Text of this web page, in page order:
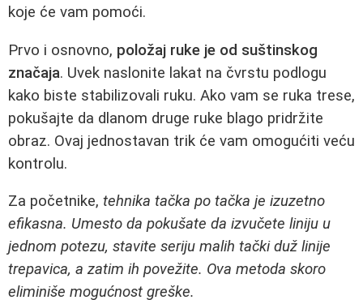
koje će vam pomoći.
Prvo i osnovno, položaj ruke je od suštinskog
značaja. Uvek naslonite lakat na čvrstu podlogu
kako biste stabilizovali ruku. Ako vam se ruka trese,
pokušajte da dlanom druge ruke blago pridržite
obraz. Ovaj jednostavan trik će vam omogućiti veću
kontrolu.
Za početnike, tehnika tačka po tačka je izuzetno
efikasna. Umesto da pokušate da izvučete liniju u
jednom potezu, stavite seriju malih tački duž linije
trepavica, a zatim ih povežite. Ova metoda skoro
eliminiše mogućnost greške.